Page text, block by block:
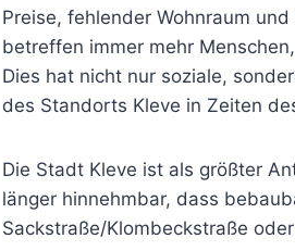
Preise, fehlender Wohnraum
betreffen immer mehr
Dies hat nicht nur soziale,
des Standorts Kleve in Zeiten
Die Stadt Kleve ist als größter
länger hinnehmbar, dass
Sackstraße/Klombeckstraße